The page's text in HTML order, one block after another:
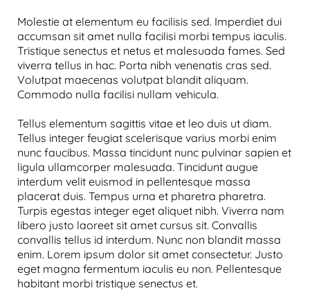
Molestie at elementum eu facilisis sed. Imperdiet dui
accumsan sit amet nulla facilisi morbi tempus iaculis.
Tristique senectus et netus et malesuada fames. Sed
viverra tellus in hac. Porta nibh venenatis cras sed.
Volutpat maecenas volutpat blandit aliquam.
Commodo nulla facilisi nullam vehicula.
Tellus elementum sagittis vitae et leo duis ut diam.
Tellus integer feugiat scelerisque varius morbi enim
nunc faucibus. Massa tincidunt nunc pulvinar sapien et
ligula ullamcorper malesuada. Tincidunt augue
interdum velit euismod in pellentesque massa
placerat duis. Tempus urna et pharetra pharetra.
Turpis egestas integer eget aliquet nibh. Viverra nam
libero justo laoreet sit amet cursus sit. Convallis
convallis tellus id interdum. Nunc non blandit massa
enim. Lorem ipsum dolor sit amet consectetur. Justo
eget magna fermentum iaculis eu non. Pellentesque
habitant morbi tristique senectus et.